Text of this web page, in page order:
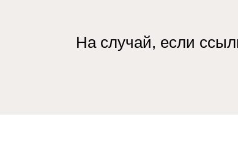
На случай, если